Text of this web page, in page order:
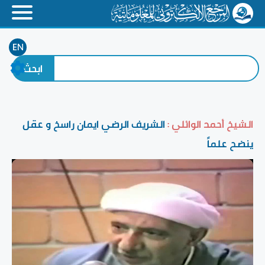
EN
الشيخ أحمد الوائلي :الشريف الرضي ايمان راسخ و عقل
ينضح علماً